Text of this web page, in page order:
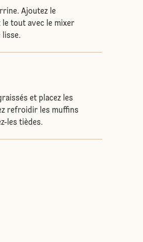
Ajoutez le
tout avec le mixer
lisse.
et placez les
refroidir les muffins
les tièdes.